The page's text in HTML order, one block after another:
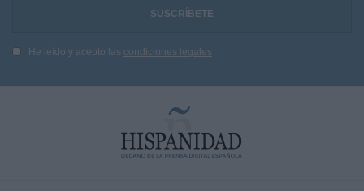
He leído y acepto las condiciones legales